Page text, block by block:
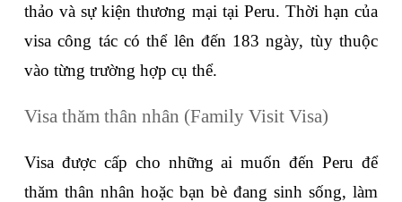
thảo và sự kiện thương mại tại Peru. Thời hạn của
visa công tác có thể lên đến 183 ngày, tùy thuộc
vào từng trường hợp cụ thể.
Visa thăm thân nhân (Family Visit Visa)
Visa được cấp cho những ai muốn đến Peru để
thăm thân nhân hoặc bạn bè đang sinh sống, làm